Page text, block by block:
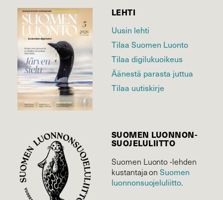
LEHTI
Uusin lehti
Tilaa Suomen Luonto
Tilaa digilukuoikeus
Äänestä parasta juttua
Tilaa uutiskirje
SUOMEN LUONNON­
SUOJELU­LIITTO
Suomen Luonto -lehden
kustantaja onSuomen
luonnonsuojelu­liitto.